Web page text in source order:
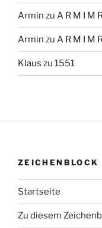
Armin zu A R M I M
Armin zu A R M I M
Klaus zu 1551
ZEICHENBLOCK
Startseite
Zu diesem